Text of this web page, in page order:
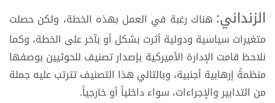
الزنداني: هناك رغبة في العمل بهذه الخطة، ولكن حصلت
متغيرات سياسية ودولية أثرت بشكل أو بآخر على الخطة، وكما
نلاحظ قامت الإدارة الأميركية بإصدار تصنيف للحوثيين بوصفها
منظمةً إرهابية أجنبية، وبالتالي هذا التصنيف تترتب عليه جملة
من التدابير والإجراءات، سواء داخلياً أو خارجياً.